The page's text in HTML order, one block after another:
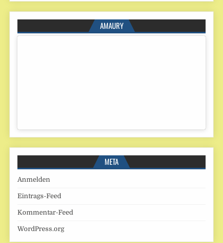
AMAURY
META
Anmelden
Eintrags-Feed
Kommentar-Feed
WordPress.org